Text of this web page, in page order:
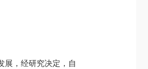
展，经研究决定，自